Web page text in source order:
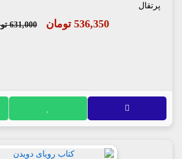
پرتقال
536,350 تومان 631,000 تومان